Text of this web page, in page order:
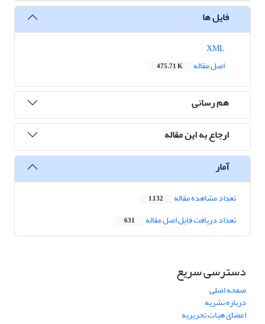
فایل ها
اصل مقاله
475.71 K
هم رسانی
ارجاع به این مقاله
آمار
تعداد مشاهده مقاله 1,132
تعداد دریافت فایل اصل مقاله 631
دسترسی سریع
صفحه اصلی
درباره نشریه
اعضای هیات تحریریه